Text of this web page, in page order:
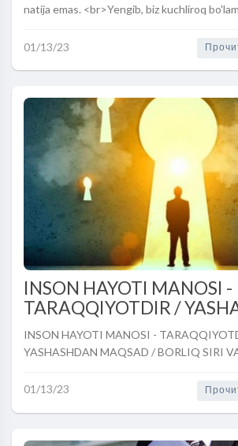
natija emas. <br>Yengib, biz kuchliroq
01/13/23
INSON HAYOTI MANOSI -
TARAQQIYOTDIR /
MAQSAD / BORLIQ SIRI
MAQSADI
INSON HAYOTI MANOSI -
YASHASHDAN MAQSAD / BORLIQ SIRI
01/13/23